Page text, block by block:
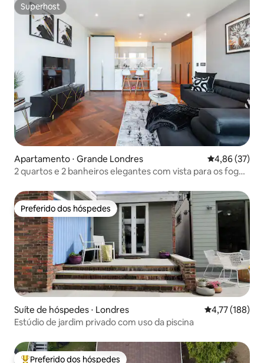
Superhost
Superhost
Apartamento ⋅ Grande Londres 4,86 de uma
4,86 (37)
2 quartos e 2 banheiros elegantes com vista para os fogos
Preferido dos hóspedes
Preferido dos hóspedes
Suíte de hóspedes ⋅ Londres 4,77 de uma
4,77 (188)
Estúdio de jardim privado com uso da piscina
Preferido dos hóspedes